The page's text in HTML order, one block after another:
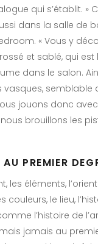
qui s’établit. »
dans la salle de
« Vous y
et sablé, qui
dans le salon.
vasques, semblable
jouons donc
brouillons les
PREMIER
les éléments,
couleurs, le lieu,
l’histoire de
jamais au